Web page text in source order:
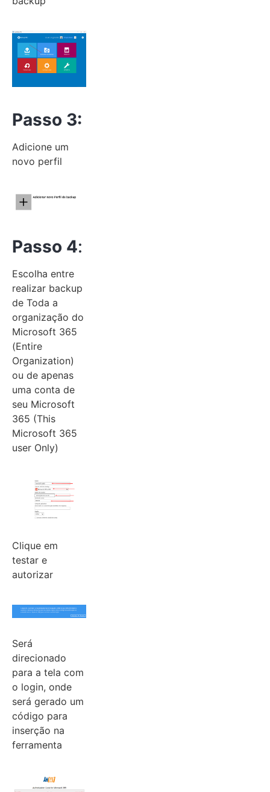
Passo 3:
Adicione um
novo perfil
Passo 4:
Escolha entre
realizar backup
de Toda a
organização do
Microsoft 365
(Entire
Organization)
ou de apenas
uma conta de
seu Microsoft
365 (This
Microsoft 365
user Only)
Clique em
testar e
autorizar
Será
direcionado
para a tela com
o login, onde
será gerado um
código para
inserção na
ferramenta